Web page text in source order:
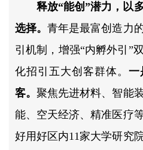
释放“能创”潜力，以
选择。青年是最富创造力
引机制，增强“内孵外引”
化招引五大创客群体。 一
客。聚焦先进材料、智能
能、空天经济、精准医疗
好用好区内11家大学研究